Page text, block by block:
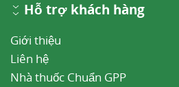
Hỗ trợ khách hàng
Giới thiệu
Liên hệ
Nhà thuốc Chuẩn GPP